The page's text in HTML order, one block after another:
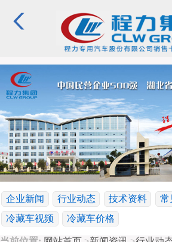
企业新闻 行业动态 技术资料
常
冷藏车视频
冷藏车价格